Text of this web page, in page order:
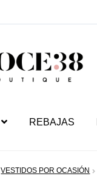
REBAJAS
VESTIDOS POR OCASIÓN